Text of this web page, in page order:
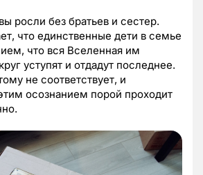
росли без братьев и сестер.
что единственные дети в семье
что вся Вселенная им
уступят и отдадут последнее.
не соответствует, и
осознанием порой проходит